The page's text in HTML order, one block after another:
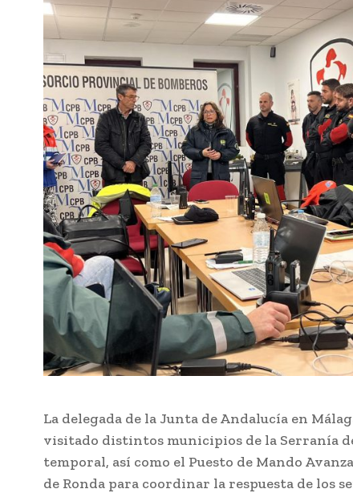
La delegada de la Junta de Andalucía en
visitado distintos municipios de la Serranía
temporal, así como el Puesto de Mando
de Ronda para coordinar la respuesta de los